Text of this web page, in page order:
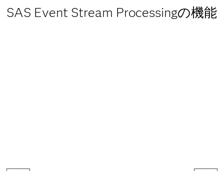
SAS Event Stream Processingの機能